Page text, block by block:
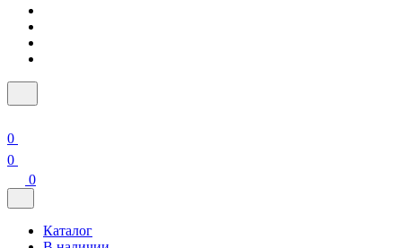
0
0
0
Каталог